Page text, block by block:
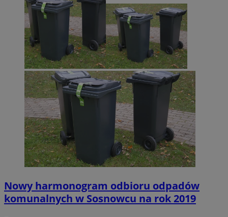
Nowy harmonogram odbioru odpadów
komunalnych w Sosnowcu na rok 2019